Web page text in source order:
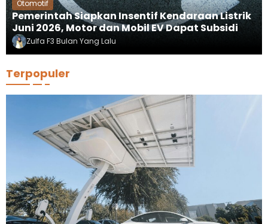
Otomotif
Pemerintah Siapkan Insentif Kendaraan Listrik
Juni 2026, Motor dan Mobil EV Dapat Subsidi
Zulfa F3 Bulan Yang Lalu
Terpopuler